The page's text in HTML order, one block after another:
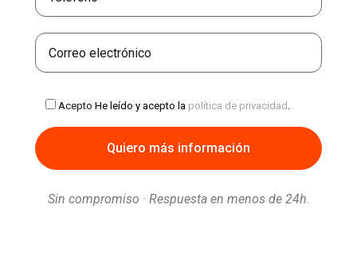
Acepto He leído y acepto la política de privacidad .
Sin compromiso · Respuesta en menos de 24h.